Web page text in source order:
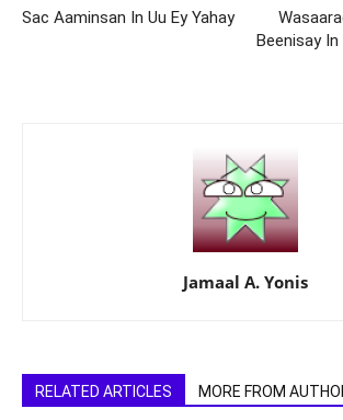
Sac Aaminsan In Uu Ey Yahay
Beenisay
Jamaal A. Yonis
RELATED ARTICLES MORE FROM